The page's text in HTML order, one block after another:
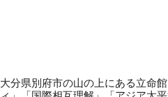
大分県別府市の山の上にある立命